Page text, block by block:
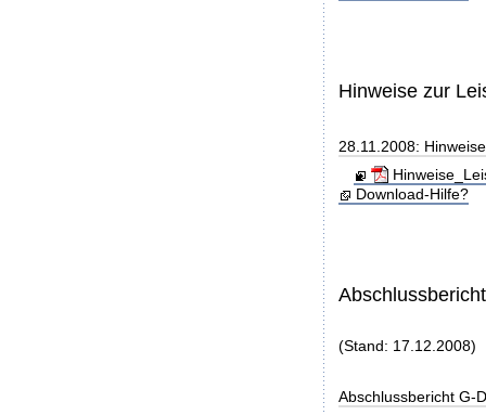
Hinweise zur
28.11.2008:
Download-Hilfe?
(Stand: 17.12.2008)
Abschlussbericht G-